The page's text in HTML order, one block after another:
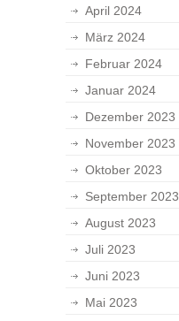
April 2024
März 2024
Februar 2024
Januar 2024
Dezember 2023
November 2023
Oktober 2023
September 2023
August 2023
Juli 2023
Juni 2023
Mai 2023